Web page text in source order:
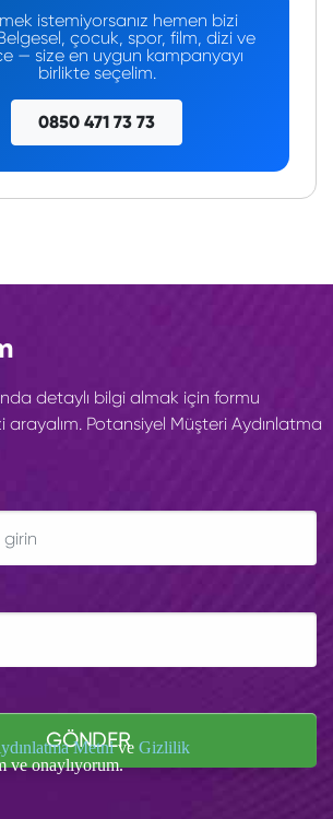
istemiyorsanız hemen bizi
çocuk, spor, film, dizi ve
— size en uygun kampanyayı
birlikte seçelim.
0850 471 73 73
detaylı bilgi almak için formu
Potansiyel Müşteri Aydınlatma
GÖNDER
Metnive Gizlilik
ve onaylıyorum.